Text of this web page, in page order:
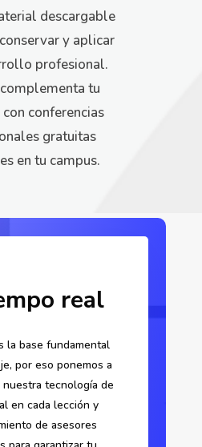
descargable
y aplicar
profesional.
tu
conferencias
gratuitas
en tu campus.
real
la base fundamental
por eso ponemos a
tecnología de
en cada lección y
de asesores